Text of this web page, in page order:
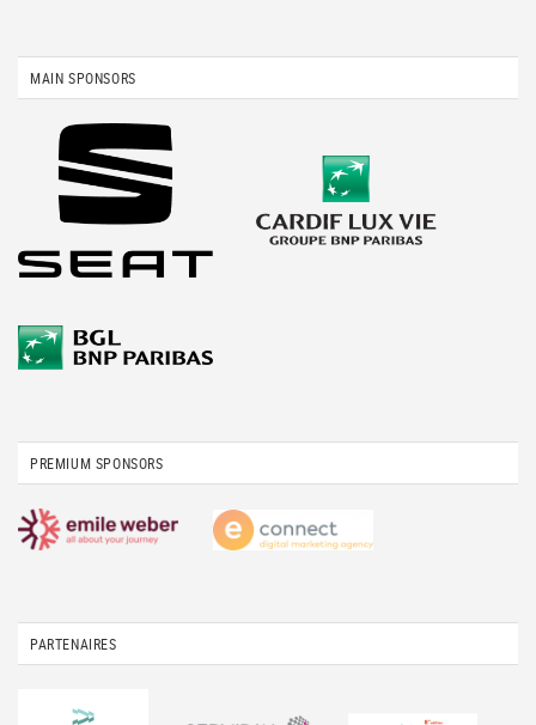
MAIN SPONSORS
PREMIUM SPONSORS
PARTENAIRES